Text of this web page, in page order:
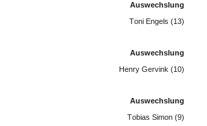
Auswechslung
  
Auswechslung
  
Auswechslung
  